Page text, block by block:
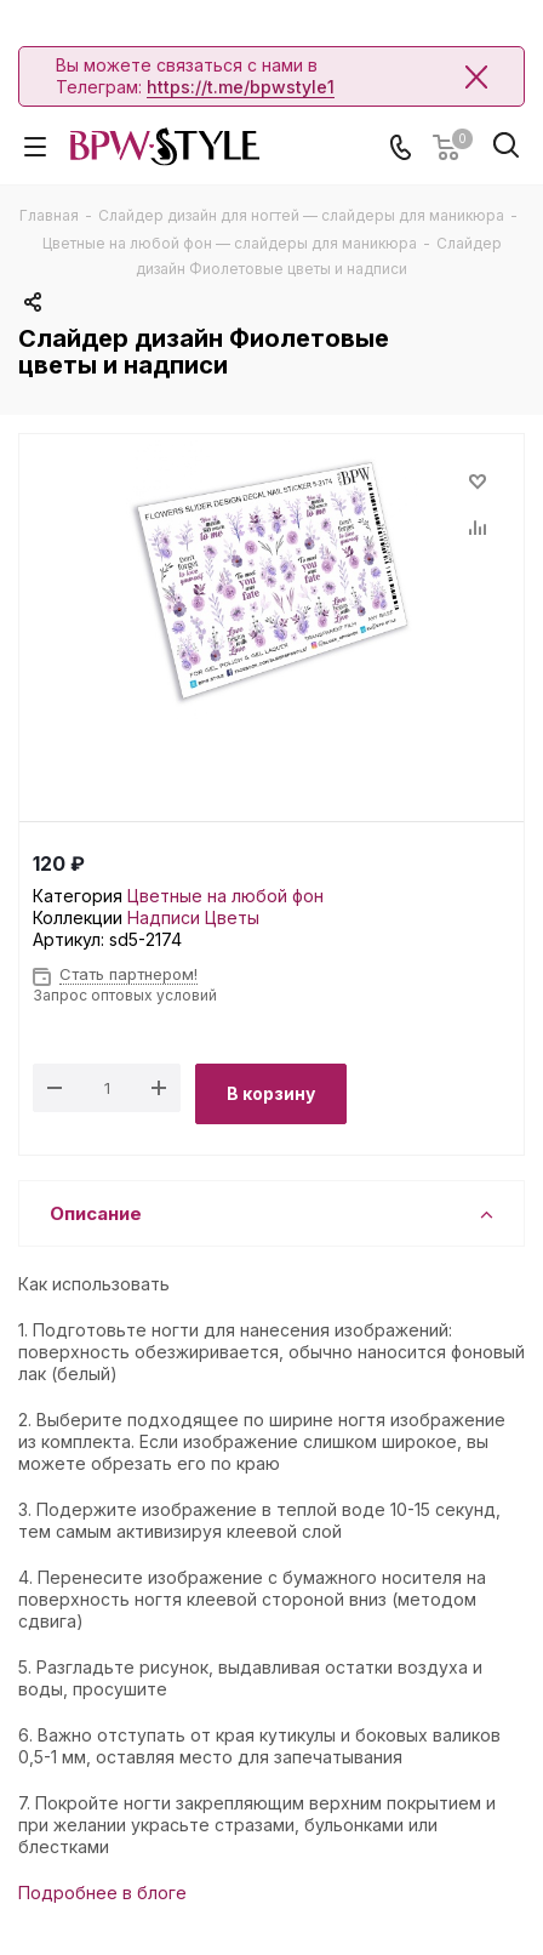
Вы можете связаться с нами в
Телеграм: https://t.me/bpwstyle1
0
Главная - Слайдер дизайн для ногтей — слайдеры для маникюра -
Цветные на любой фон — слайдеры для маникюра - Слайдер
дизайн Фиолетовые цветы и надписи
Слайдер дизайн Фиолетовые
цветы и надписи
120 ₽
Категория Цветные на любой фон
Коллекции Надписи Цветы
Артикул: sd5-2174
Стать партнером!
Запрос оптовых условий
В корзину
Описание
Как использовать
1. Подготовьте ногти для нанесения изображений:
поверхность обезжиривается, обычно наносится фоновый
лак (белый)
2. Выберите подходящее по ширине ногтя изображение
из комплекта. Если изображение слишком широкое, вы
можете обрезать его по краю
3. Подержите изображение в теплой воде 10-15 секунд,
тем самым активизируя клеевой слой
4. Перенесите изображение с бумажного носителя на
поверхность ногтя клеевой стороной вниз (методом
сдвига)
5. Разгладьте рисунок, выдавливая остатки воздуха и
воды, просушите
6. Важно отступать от края кутикулы и боковых валиков
0,5-1 мм, оставляя место для запечатывания
7. Покройте ногти закрепляющим верхним покрытием и
при желании украсьте стразами, бульонками или
блестками
Подробнее в блоге